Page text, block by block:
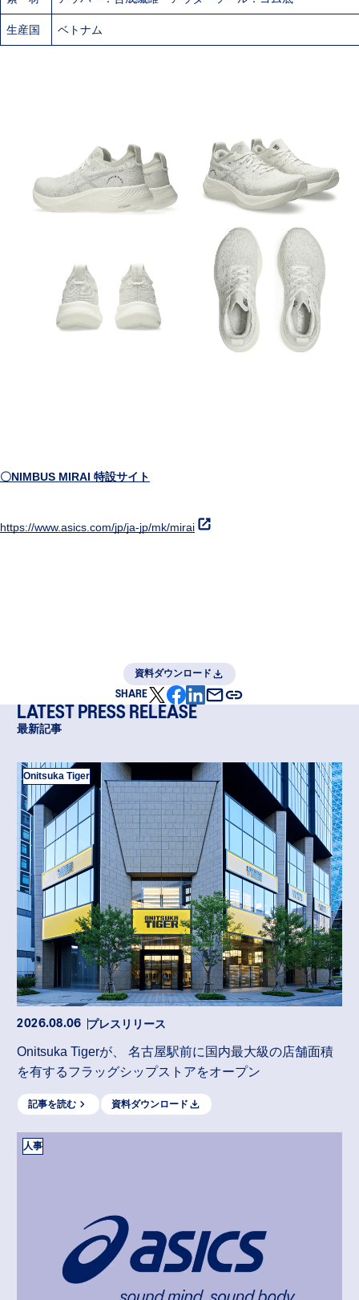
生産国 ベトナム
〇NIMBUS MIRAI 特設サイト
https://www.asics.com/jp/ja-jp/mk/mirai
資料ダウンロード
SHARE
LATEST PRESS RELEASE
最新記事
Onitsuka Tiger
2026.08.06 プレスリリース
Onitsuka Tigerが、 名古屋駅前に国内最大級の店舗面積
を有するフラッグシップストアをオープン
記事を読む 資料ダウンロード
人事